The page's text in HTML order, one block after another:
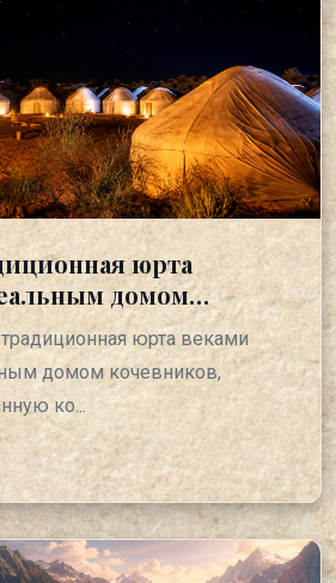
юрта
домом
юрта веками
домом кочевников,
ко...